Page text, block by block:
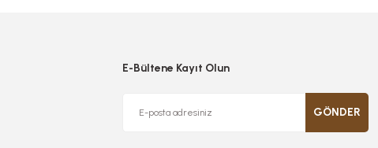
E-Bültene Kayıt Olun
GÖNDER